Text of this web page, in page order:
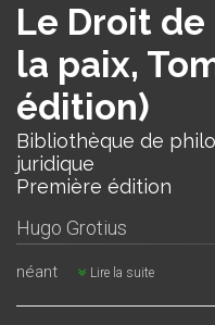
Le Droit
la paix,
édition)
Bibliothèque de
juridique
Première édition
Hugo Grotius
néant Lire la suite